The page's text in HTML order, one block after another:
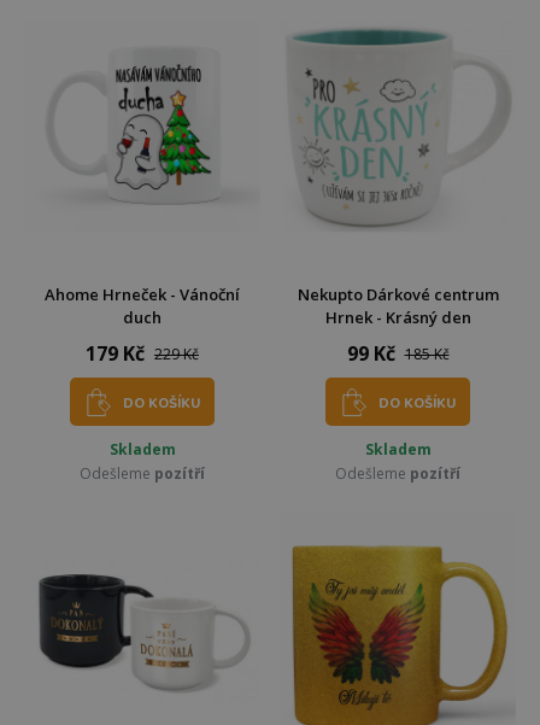
Ahome Hrneček - Vánoční
duch
179 Kč 229 Kč
DO KOŠÍKU
Skladem
Odešleme pozítří
Nekupto Dárkové centrum
Hrnek - Krásný den
99 Kč 185 Kč
DO KOŠÍKU
Skladem
Odešleme pozítří